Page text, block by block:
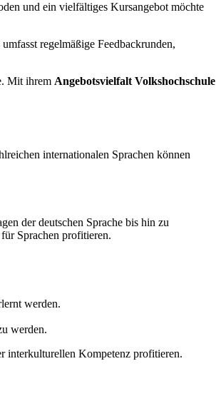
und ein vielfältiges Kursangebot möchte
regelmäßige Feedbackrunden,
Mit ihrem Angebotsvielfalt Volkshochschule
internationalen Sprachen können
der deutschen Sprache bis hin zu
Sprachen profitieren.
werden.
werden.
interkulturellen Kompetenz profitieren.